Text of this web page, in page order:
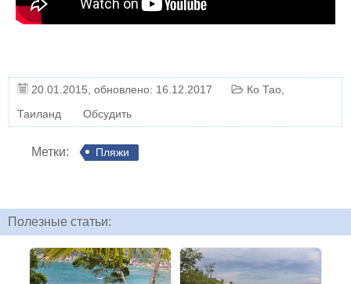
20.01.2015 , обновлено: 16.12.2017 Ко Тао
Таиланд
Обсудить
Метки: Пляжи
Полезные статьи: